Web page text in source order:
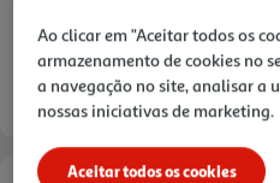
Entrega estimada entre25/
Ao clicar em "Aceitar todos os
armazenamento de cookies no
a navegação no site, analisar a
nossas iniciativas de marketing.
Aceitar todos os cookies